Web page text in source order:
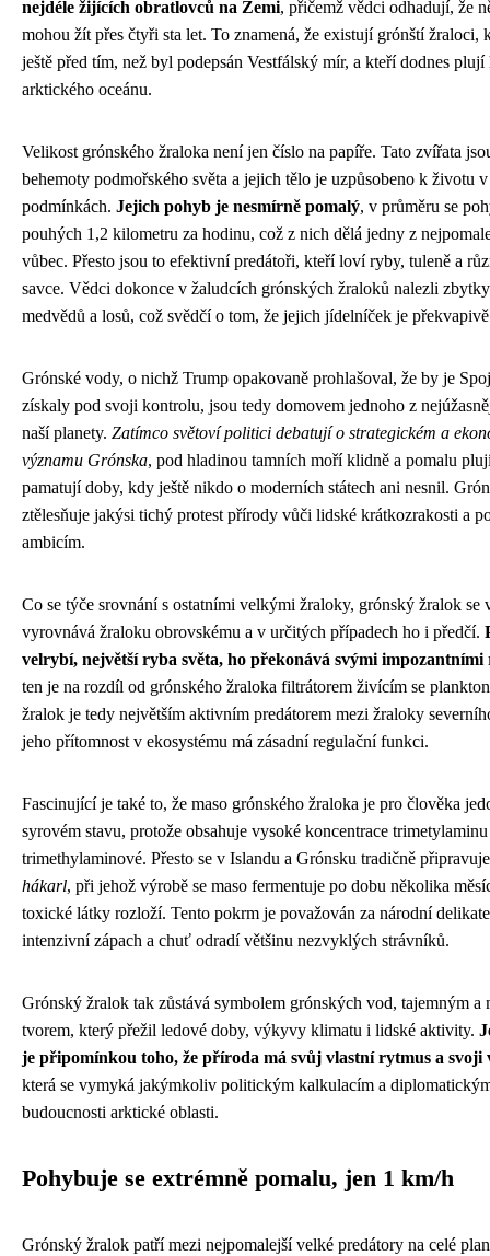
nejdéle žijících obratlovců na Zemi, přičemž vědci odhadují, že
mohou žít přes čtyři sta let. To znamená, že existují grónští žraloci,
ještě před tím, než byl podepsán Vestfálský mír, a kteří dodnes
arktického oceánu.
Velikost grónského žraloka není jen číslo na papíře. Tato zvířata
behemoty podmořského světa a jejich tělo je uzpůsobeno k životu
podmínkách. Jejich pohyb je nesmírně pomalý, v průměru se
pouhých 1,2 kilometru za hodinu, což z nich dělá jedny z
vůbec. Přesto jsou to efektivní predátoři, kteří loví ryby, tuleně a
savce. Vědci dokonce v žaludcích grónských žraloků nalezli
medvědů a losů, což svědčí o tom, že jejich jídelníček je
Grónské vody, o nichž Trump opakovaně prohlašoval, že by je
získaly pod svoji kontrolu, jsou tedy domovem jednoho z
naší planety. Zatímco světoví politici debatují o strategickém a
významu Grónska, pod hladinou tamních moří klidně a pomalu
pamatují doby, kdy ještě nikdo o moderních státech ani nesnil.
ztělesňuje jakýsi tichý protest přírody vůči lidské krátkozrakosti a
ambicím.
Co se týče srovnání s ostatními velkými žraloky, grónský žralok se
vyrovnává žraloku obrovskému a v určitých případech ho i předčí.
velrybí, největší ryba světa, ho překonává svými impozantními
ten je na rozdíl od grónského žraloka filtrátorem živícím se
žralok je tedy největším aktivním predátorem mezi žraloky
jeho přítomnost v ekosystému má zásadní regulační funkci.
Fascinující je také to, že maso grónského žraloka je pro člověka
syrovém stavu, protože obsahuje vysoké koncentrace
trimethylaminové. Přesto se v Islandu a Grónsku tradičně
hákarl, při jehož výrobě se maso fermentuje po dobu několika
toxické látky rozloží. Tento pokrm je považován za národní
intenzivní zápach a chuť odradí většinu nezvyklých strávníků.
Grónský žralok tak zůstává symbolem grónských vod, tajemným a
tvorem, který přežil ledové doby, výkyvy klimatu i lidské aktivity.
je připomínkou toho, že příroda má svůj vlastní rytmus a svoji
která se vymyká jakýmkoliv politickým kalkulacím a
budoucnosti arktické oblasti.
Pohybuje se extrémně pomalu, jen 1 km/h
Grónský žralok patří mezi nejpomalejší velké predátory na celé